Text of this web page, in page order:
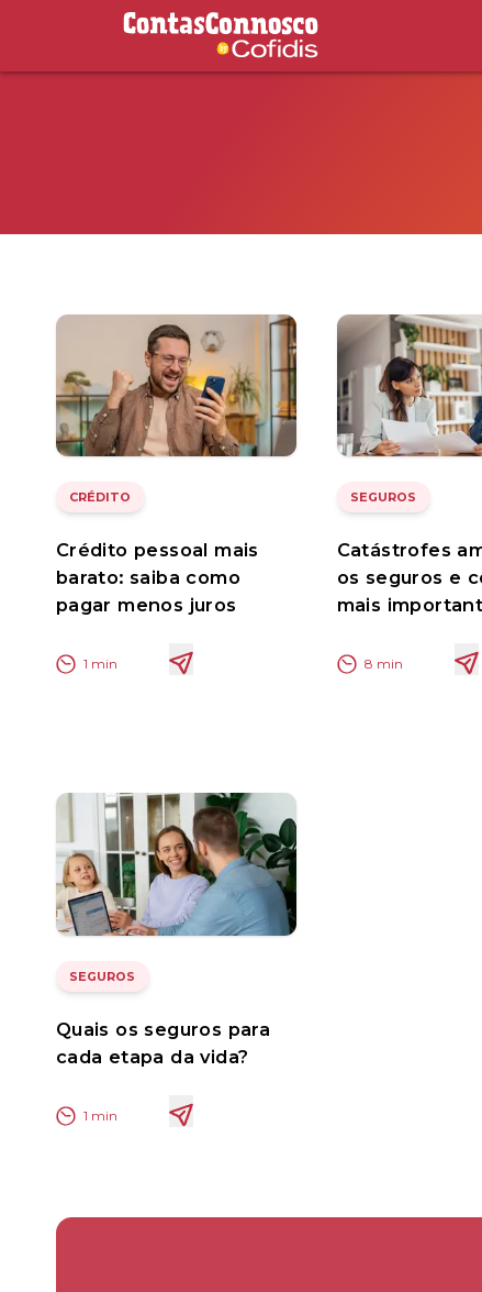
Contas Connosco by Cofidis
CRÉDITO
Crédito pessoal mais
barato: saiba como
pagar menos juros
1 min
SEGUROS
Catástrofes
os seguros e
mais
8 min
SEGUROS
Quais os seguros para
cada etapa da vida?
1 min